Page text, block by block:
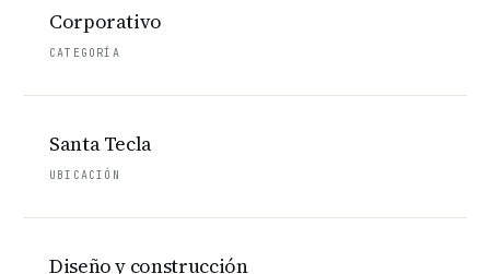
PROYECTOS
Residencial
Todos
proyectos
Corporativo
CATEGORÍA
Santa Tecla
UBICACIÓN
Diseño y construcción